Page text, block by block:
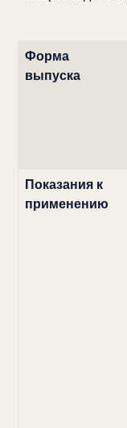
Форма
выпуска
Показания к
применению